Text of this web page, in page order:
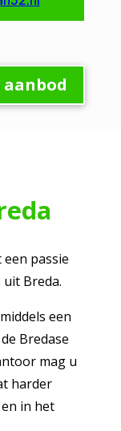
passie
Breda.
een
Bredase
mag u
harder
in het